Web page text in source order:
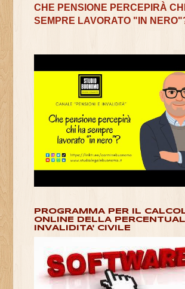
CHE PENSIONE PERCEPIRÀ
SEMPRE LAVORATO "IN
PROGRAMMA PER IL
ONLINE DELLA
INVALIDITA' CIVILE